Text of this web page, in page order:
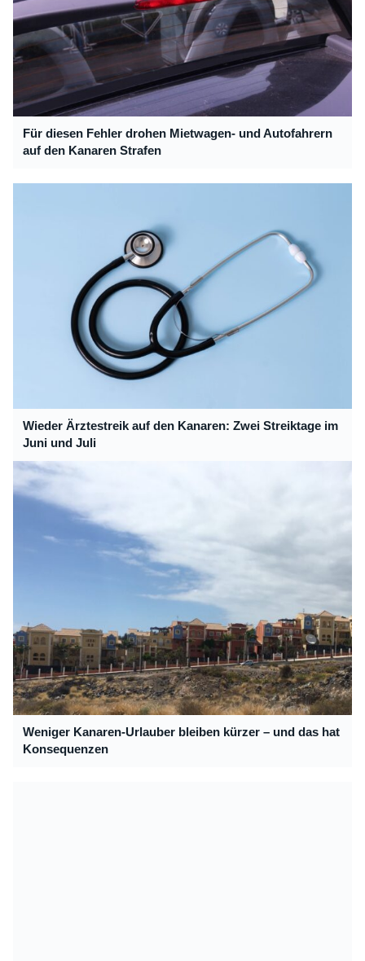
Für diesen Fehler drohen Mietwagen- und Autofahrern
auf den Kanaren Strafen
Wieder Ärztestreik auf den Kanaren: Zwei Streiktage im
Juni und Juli
Weniger Kanaren-Urlauber bleiben kürzer – und das hat
Konsequenzen